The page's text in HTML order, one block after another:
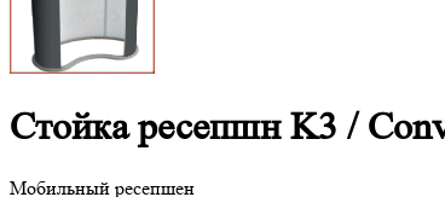
Стойка ресепшн K3 /
Мобильный ресепшен